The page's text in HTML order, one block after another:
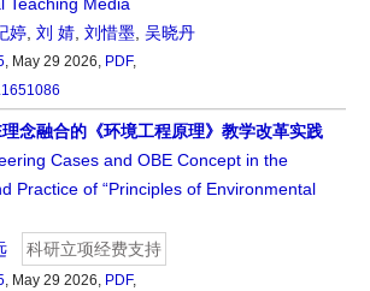
婷 刘 婧 刘惜墨 吴晓丹
, May 29 2026, PDF,
念融合的《环境工程原理》教学改革实践
Cases and OBE Concept in the
Practice of “Principles of Environmental
科研立项经费支持
, May 29 2026, PDF,